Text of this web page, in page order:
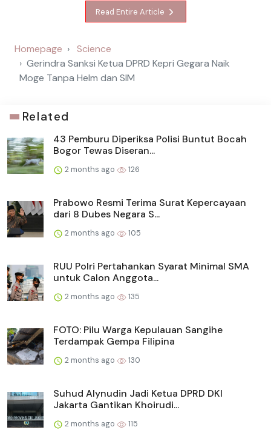
Read Entire Article
Homepage
Science
Gerindra Sanksi Ketua DPRD Kepri Gegara Naik
Moge Tanpa Helm dan SIM
Related
43 Pemburu Diperiksa Polisi Buntut Bocah
Bogor Tewas Diseran...
2 months ago 126
Prabowo Resmi Terima Surat Kepercayaan
dari 8 Dubes Negara S...
2 months ago 105
RUU Polri Pertahankan Syarat Minimal SMA
untuk Calon Anggota...
2 months ago 135
FOTO: Pilu Warga Kepulauan Sangihe
Terdampak Gempa Filipina
2 months ago 130
Suhud Alynudin Jadi Ketua DPRD DKI
Jakarta Gantikan Khoirudi...
2 months ago 115